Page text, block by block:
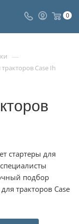
0
—
Case Ih
стартеры для
подбор
тракторов Case